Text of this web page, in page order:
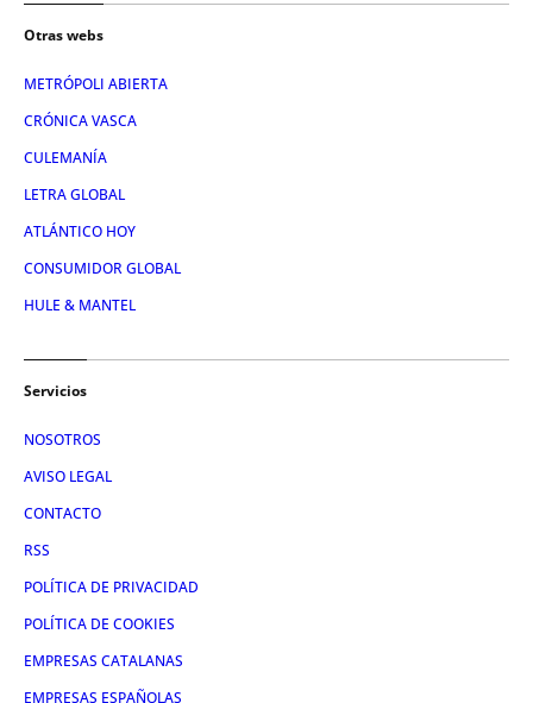
Otras webs
METRÓPOLI ABIERTA
CRÓNICA VASCA
CULEMANÍA
LETRA GLOBAL
ATLÁNTICO HOY
CONSUMIDOR GLOBAL
HULE & MANTEL
Servicios
NOSOTROS
AVISO LEGAL
CONTACTO
RSS
POLÍTICA DE PRIVACIDAD
POLÍTICA DE COOKIES
EMPRESAS CATALANAS
EMPRESAS ESPAÑOLAS